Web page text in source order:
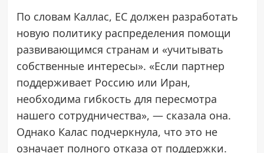
По словам Каллас, ЕС должен разработать
новую политику распределения помощи
развивающимся странам и «учитывать
собственные интересы». «Если партнер
поддерживает Россию или Иран,
необходима гибкость для пересмотра
нашего сотрудничества», — сказала она.
Однако Калас подчеркнула, что это не
означает полного отказа от поддержки.